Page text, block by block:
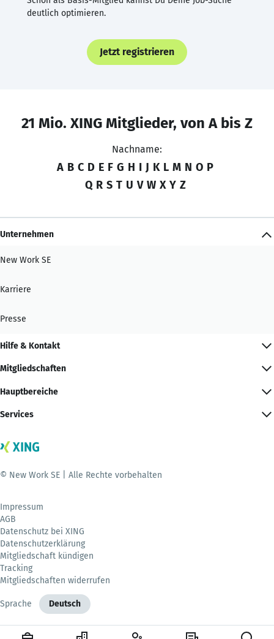
deutlich optimieren.
Jetzt registrieren
21 Mio. XING Mitglieder, von A bis Z
Nachname:
A B C D E F G H I J K L M N O P
Q R S T U V W X Y Z
Unternehmen
New Work SE
Karriere
Presse
Hilfe & Kontakt
Mitgliedschaften
Hauptbereiche
Services
© New Work SE | Alle Rechte vorbehalten
Impressum
AGB
Datenschutz bei XING
Datenschutzerklärung
Mitgliedschaft kündigen
Tracking
Mitgliedschaften widerrufen
Sprache Deutsch